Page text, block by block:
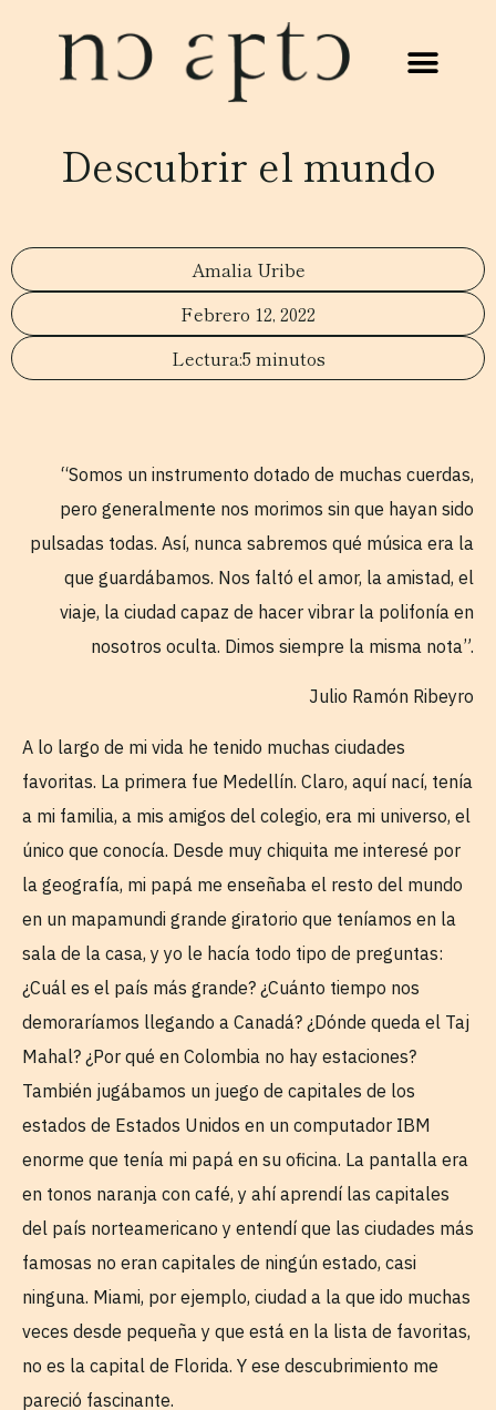
Descubrir el mundo
Amalia Uribe
Febrero 12, 2022
5 minutos
“Somos un instrumento dotado de muchas cuerdas,
pero generalmente nos morimos sin que hayan sido
pulsadas todas. Así, nunca sabremos qué música era la
que guardábamos. Nos faltó el amor, la amistad, el
viaje, la ciudad capaz de hacer vibrar la polifonía en
nosotros oculta. Dimos siempre la misma nota”.
Julio Ramón Ribeyro
A lo largo de mi vida he tenido muchas ciudades
favoritas. La primera fue Medellín. Claro, aquí nací, tenía
a mi familia, a mis amigos del colegio, era mi universo, el
único que conocía. Desde muy chiquita me interesé por
la geografía, mi papá me enseñaba el resto del mundo
en un mapamundi grande giratorio que teníamos en la
sala de la casa, y yo le hacía todo tipo de preguntas:
¿Cuál es el país más grande? ¿Cuánto tiempo nos
demoraríamos llegando a Canadá? ¿Dónde queda el Taj
Mahal? ¿Por qué en Colombia no hay estaciones?
También jugábamos un juego de capitales de los
estados de Estados Unidos en un computador IBM
enorme que tenía mi papá en su oficina. La pantalla era
en tonos naranja con café, y ahí aprendí las capitales
del país norteamericano y entendí que las ciudades más
famosas no eran capitales de ningún estado, casi
ninguna. Miami, por ejemplo, ciudad a la que ido muchas
veces desde pequeña y que está en la lista de favoritas,
no es la capital de Florida. Y ese descubrimiento me
pareció fascinante.